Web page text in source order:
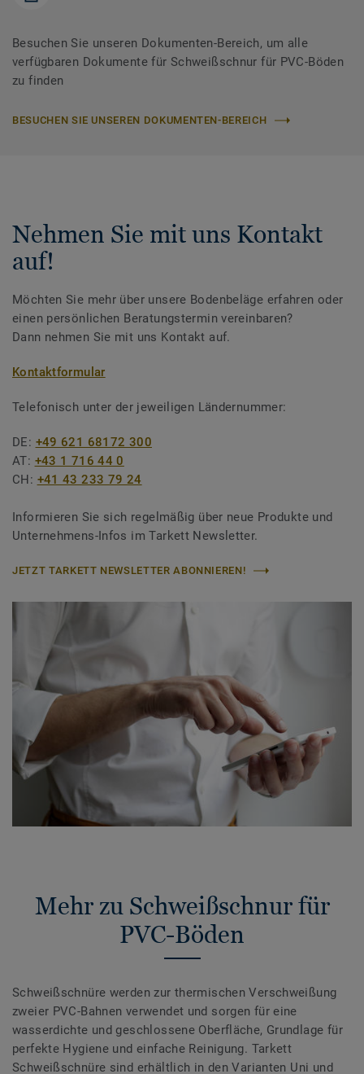
Besuchen Sie unseren Dokumenten-Bereich, um alle
verfügbaren Dokumente für Schweißschnur für PVC-Böden
zu finden
BESUCHEN SIE UNSEREN DOKUMENTEN-BEREICH
Nehmen Sie mit uns Kontakt
auf!
Möchten Sie mehr über unsere Bodenbeläge erfahren oder
einen persönlichen Beratungstermin vereinbaren?
Dann nehmen Sie mit uns Kontakt auf.
Kontaktformular
Telefonisch unter der jeweiligen Ländernummer:
DE: +49 621 68172 300
AT: +43 1 716 44 0
CH: +41 43 233 79 24
Informieren Sie sich regelmäßig über neue Produkte und
Unternehmens-Infos im Tarkett Newsletter.
JETZT TARKETT NEWSLETTER ABONNIEREN!
Mehr zu Schweißschnur für
PVC-Böden
Schweißschnüre werden zur thermischen Verschweißung
zweier PVC-Bahnen verwendet und sorgen für eine
wasserdichte und geschlossene Oberfläche, Grundlage für
perfekte Hygiene und einfache Reinigung. Tarkett
Schweißschnüre sind erhältlich in den Varianten Uni und